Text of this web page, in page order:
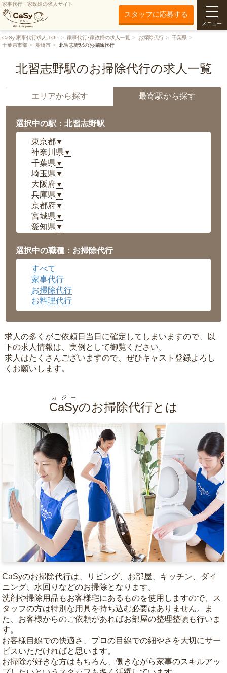
家事代行・家政婦の求人サイト
スタッフに応募する
メニュー
CaSy 家事代行求人 TOP 家事代行･家政婦の求人一覧 お掃除代行
千葉県
千葉県市部
船橋市 北習志野駅のお掃除代行
北習志野駅のお掃除代行の求人一覧
エリアから探す 最寄駅から探す
選択中の駅：北習志野駅
東京都▼
神奈川県 ▼
千葉県 ▼
埼玉県 ▼
大阪府▼
兵庫県 ▼
京都府▼
宮城県 ▼
愛知県 ▼
岡山県▼
広島県▼
沖縄県
選択中の職種：お掃除代行
すべて
家事代行
お掃除代行
お料理代行
求人の多くがご依頼日当日に確定してしまいますので、以
下の求人情報は、実例として御覧ください。
求人はたくさんございますので、ぜひキャスト登録よろし
くお願いします。
CaSy
カジー
のお掃除代行とは
CaSyのお掃除代行は、リビング、お部屋、キッチン、ダイ
ニング、水回りなどのお掃除となります。
洗剤や掃除用品もお客様宅にあるものを使用しますので、ス
タッフの方は特別な用具を持ち込む必要はありません。ま
た、お客様からのご依頼があればお部屋の整理整頓も行いま
す。
お客様目線での快適さ、プロの目線での細やさを大切にサー
ビスいただければと思います。
お掃除が好きな方はもちろん、働きながら家事のスキルアッ